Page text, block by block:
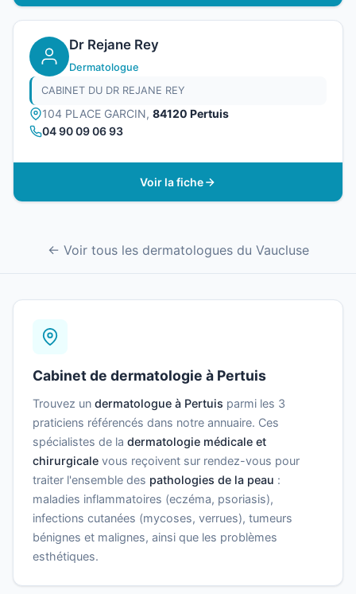
Dr Rejane Rey
Dermatologue
CABINET DU DR REJANE REY
104 PLACE GARCIN, 84120 Pertuis
04 90 09 06 93
Voir la fiche
← Voir tous les dermatologues du Vaucluse
Cabinet de dermatologie à Pertuis
Trouvez un dermatologue à Pertuis parmi les 3
praticiens référencés dans notre annuaire. Ces
spécialistes de la dermatologie médicale et
chirurgicale vous reçoivent sur rendez-vous pour
traiter l'ensemble des pathologies de la peau :
maladies inflammatoires (eczéma, psoriasis),
infections cutanées (mycoses, verrues), tumeurs
bénignes et malignes, ainsi que les problèmes
esthétiques.